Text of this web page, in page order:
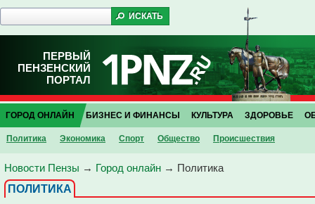
ПЕРВЫЙ
ПЕНЗЕНСКИЙ
ПОРТАЛ
ГОРОД ОНЛАЙН
Политика Экономика Спорт Общество Проиcшествия
БИЗНЕС И ФИНАНСЫ КУЛЬТУРА ЗДОРОВЬЕ
Новости Пензы → Город онлайн → Политика
ПОЛИТИКА